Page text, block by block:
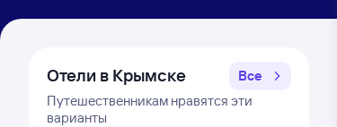
Отели в Крымске
Все
Путешественникам нравятся эти
варианты